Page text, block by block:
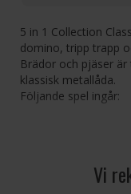
5 in 1 Collection
domino, tripp trapp
Brädor och pjäser
klassisk metallåda.
Följande spel ingår:
Vi